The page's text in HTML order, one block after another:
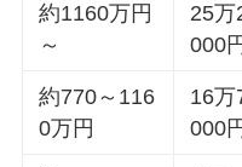
約1160万円
～
25万
000
約770～116
0万円
16万
000